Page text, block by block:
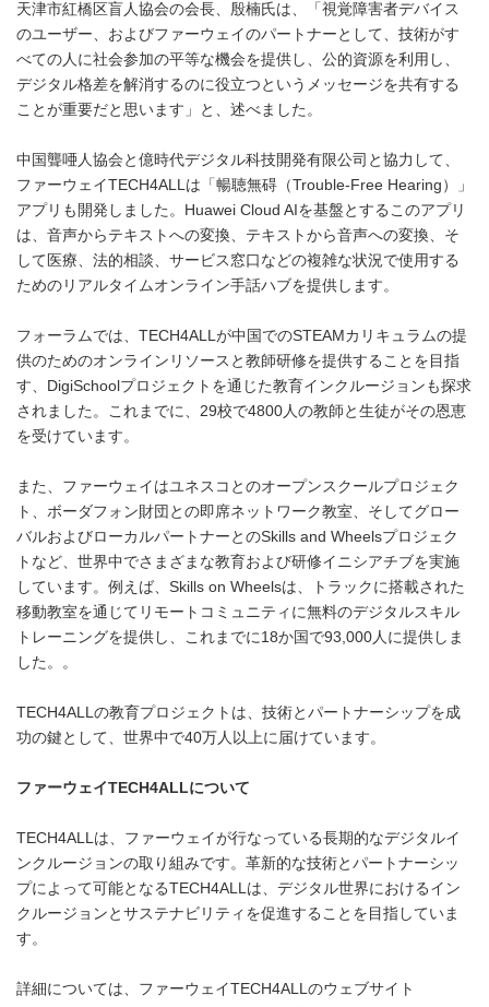
天津市紅橋区盲人協会の会長、殷楠氏は、「視覚障害者デバイス
のユーザー、およびファーウェイのパートナーとして、技術がす
べての人に社会参加の平等な機会を提供し、公的資源を利用し、
デジタル格差を解消するのに役立つというメッセージを共有する
ことが重要だと思います」と、述べました。
中国聾唖人協会と億時代デジタル科技開発有限公司と協力して、
ファーウェイTECH4ALLは「暢聴無碍（Trouble-Free Hearing）」
アプリも開発しました。Huawei Cloud AIを基盤とするこのアプリ
は、音声からテキストへの変換、テキストから音声への変換、そ
して医療、法的相談、サービス窓口などの複雑な状況で使用する
ためのリアルタイムオンライン手話ハブを提供します。
フォーラムでは、TECH4ALLが中国でのSTEAMカリキュラムの提
供のためのオンラインリソースと教師研修を提供することを目指
す、DigiSchoolプロジェクトを通じた教育インクルージョンも探求
されました。これまでに、29校で4800人の教師と生徒がその恩恵
を受けています。
また、ファーウェイはユネスコとのオープンスクールプロジェク
ト、ボーダフォン財団との即席ネットワーク教室、そしてグロー
バルおよびローカルパートナーとのSkills and Wheelsプロジェク
トなど、世界中でさまざまな教育および研修イニシアチブを実施
しています。例えば、Skills on Wheelsは、トラックに搭載された
移動教室を通じてリモートコミュニティに無料のデジタルスキル
トレーニングを提供し、これまでに18か国で93,000人に提供しま
した。。
TECH4ALLの教育プロジェクトは、技術とパートナーシップを成
功の鍵として、世界中で40万人以上に届けています。
ファーウェイTECH4ALLについて
TECH4ALLは、ファーウェイが行なっている長期的なデジタルイ
ンクルージョンの取り組みです。革新的な技術とパートナーシッ
プによって可能となるTECH4ALLは、デジタル世界におけるイン
クルージョンとサステナビリティを促進することを目指していま
す。
詳細については、ファーウェイTECH4ALLのウェブサイト